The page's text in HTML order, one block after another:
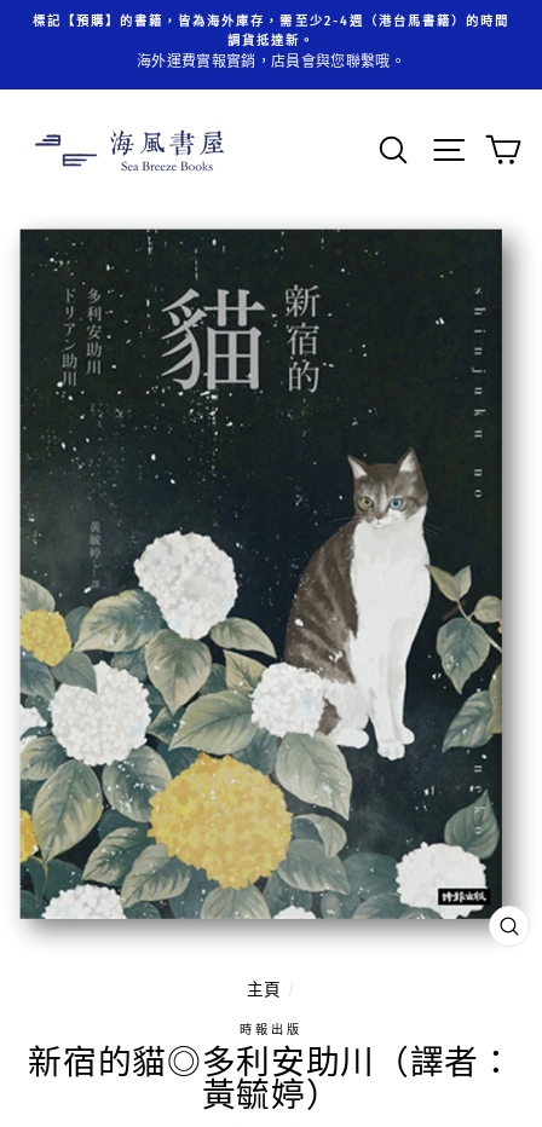
容
標記【預購】的書籍，皆為海外庫存，需至少2-4週（港台馬書籍）的時間
調貨抵達新。
海外運費實報實銷，店員會與您聯繫哦。
搜索 頁面
關
主頁 /
時報出版
新宿的貓◎多利安助川（譯者：
黃毓婷）